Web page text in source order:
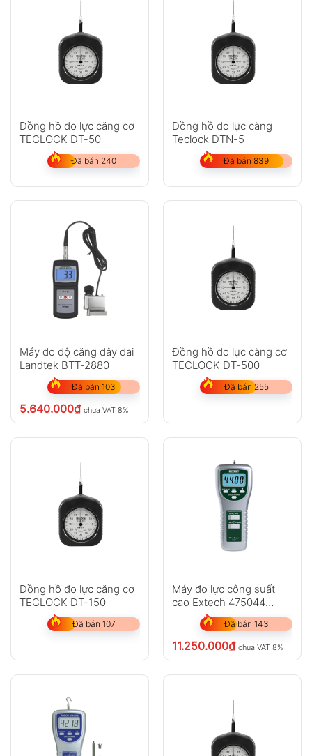
Đồng hồ đo lực căng cơ
TECLOCK DT-50
Đã bán 240
Đồng hồ đo lực căng
Teclock DTN-5
Đã bán 839
Máy đo độ căng dây đai
Landtek BTT-2880
Đã bán 103
5.640.000₫ chưa VAT 8%
Đồng hồ đo lực căng cơ
TECLOCK DT-500
Đã bán 255
Đồng hồ đo lực căng cơ
TECLOCK DT-150
Đã bán 107
Máy đo lực công suất
cao Extech 475044
(20Kg, 196,1N)
Đã bán 143
11.250.000₫ chưa VAT 8%